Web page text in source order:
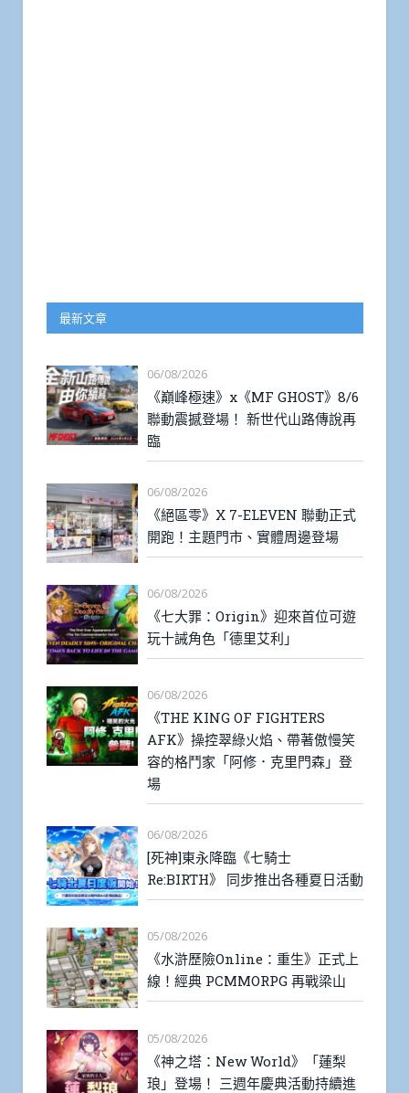
最新文章
06/08/2026
《巔峰極速》x《MF GHOST》8/6
聯動震撼登場！ 新世代山路傳說再
臨
06/08/2026
《絕區零》X 7-ELEVEN 聯動正式
開跑！主題門市、實體周邊登場
06/08/2026
《七大罪：Origin》迎來首位可遊
玩十誡角色「德里艾利」
06/08/2026
《THE KING OF FIGHTERS
AFK》操控翠綠火焰、帶著傲慢笑
容的格鬥家「阿修．克里門森」登
場
06/08/2026
[死神]東永降臨《七騎士
Re:BIRTH》 同步推出各種夏日活動
05/08/2026
《水滸歷險Online：重生》正式上
線！經典 PCMMORPG 再戰梁山
05/08/2026
《神之塔：New World》「蓮梨
琅」登場！ 三週年慶典活動持續進